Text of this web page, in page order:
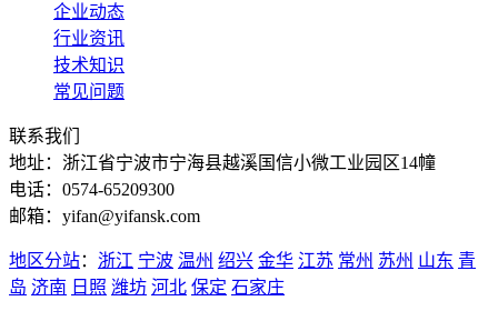
企业动态
行业资讯
技术知识
常见问题
联系我们
地址：浙江省宁波市宁海县越溪国信小微工业园区14幢
电话：0574-65209300
邮箱：yifan@yifansk.com
地区分站： 浙江 宁波 温州 绍兴 金华 江苏 常州 苏州 山东 青
岛 济南 日照 潍坊 河北 保定 石家庄